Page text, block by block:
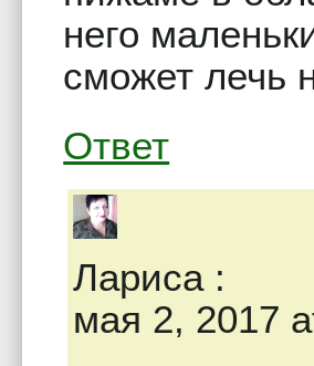
него
сможет лечь
Ответ
Лариса:
мая 2, 2017